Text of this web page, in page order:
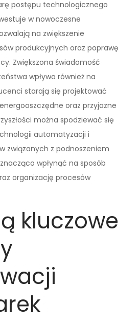
postępu technologicznego
w nowoczesne
na zwiększenie
produkcyjnych oraz poprawę
Zwiększona świadomość
wpływa również na
starają się projektować
oraz przyjazne
można spodziewać się
automatyzacji i
związanych z podnoszeniem
wpłynąć na sposób
organizację procesów
kluczowe